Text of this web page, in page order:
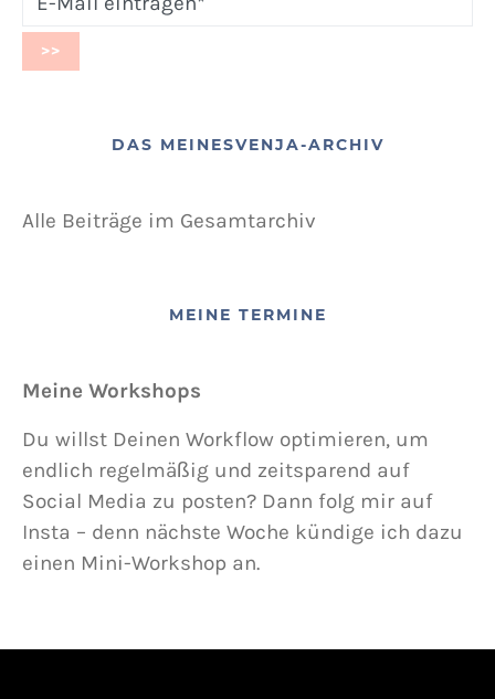
DAS MEINESVENJA-ARCHIV
Alle Beiträge im Gesamtarchiv
MEINE TERMINE
Meine Workshops
Du willst Deinen Workflow optimieren, um
endlich regelmäßig und zeitsparend auf
Social Media zu posten? Dann folg mir auf
Insta – denn nächste Woche kündige ich dazu
einen Mini-Workshop an.